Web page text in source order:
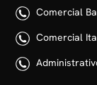
Comercial
Comercial